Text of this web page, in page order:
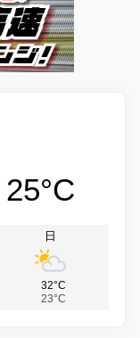
25°C
日
32°C
23°C